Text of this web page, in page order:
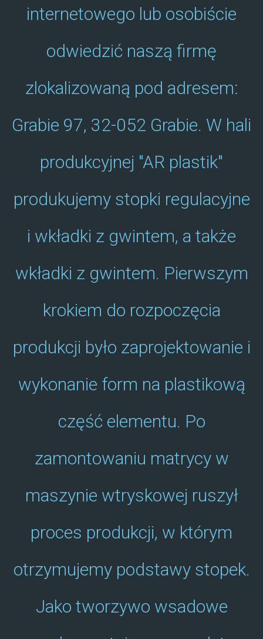
internetowego lub osobiście
odwiedzić naszą firmę
zlokalizowaną pod adresem:
Grabie 97, 32-052 Grabie. W hali
produkcyjnej "AR plastik"
produkujemy stopki regulacyjne
i wkładki z gwintem, a także
wkładki z gwintem. Pierwszym
krokiem do rozpoczęcia
produkcji było zaprojektowanie i
wykonanie form na plastikową
część elementu. Po
zamontowaniu matrycy w
maszynie wtryskowej ruszył
proces produkcji, w którym
otrzymujemy podstawy stopek.
Jako tworzywo wsadowe